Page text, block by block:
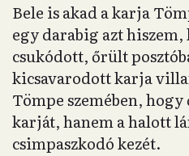
Bele is akad a karja
egy darabig azt
csukódott, őrült
kicsavarodott karja
Tömpe szemében,
karját, hanem a halott
csimpaszkodó kezét.